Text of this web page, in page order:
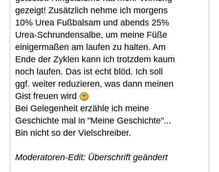
gezeigt! Zusätzlich nehme ich morgens
10% Urea Fußbalsam und abends 25%
Urea-Schrundensalbe, um meine Füße
einigermaßen am laufen zu halten. Am
Ende der Zyklen kann ich trotzdem kaum
noch laufen. Das ist echt blöd. Ich soll
ggf. weiter reduzieren, was dann meinen
Gist freuen wird
Bei Gelegenheit erzähle ich meine
Geschichte mal in "Meine Geschichte"...
Bin nicht so der Vielschreiber.
Moderatoren-Edit: Überschrift geändert